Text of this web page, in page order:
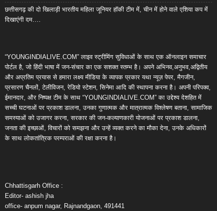
छत्तीसगढ़ की दो खिलाड़ी भारतीय महिला जूनियर हॉकी टीम में, चीन में होने वाले एशिया कप में
दिखाएंगी दम….
“YOUNGINDIALIVE.COM” लाइव स्ट्रीमिंग सुविधाओं के साथ एक ऑनलाइन समाचार
पोर्टल है, जो हिंदी भाषा में जन-संचार का एक सशक्त स्तम्भ है। अपने अभिनव,अनुभव,अद्वितीय
और अप्रतिम प्रयास से हमारा लक्ष्य मीडिया के व्यापक प्रकार यथा न्यूज़ पेपर, मैगजीन,
प्रसारण चैनलों, टेलीविजन, रेडियो स्टेशन, सिनेमा आदि की स्थापना करना है। अपनी परिपक्व,
ईमानदार, और निष्पक्ष टीम के साथ “YOUNGINDIALIVE.COM” का उद्देश्य देशहित में
सच्ची घटनाओं पर प्रकाश डालना, उनका गुणात्मक और मात्रात्मक विश्लेषण बताना, सामाजिक
समस्याओं को उजागर करना, सरकार की जन-कल्याणकारी योजनाओं पर प्रकाश डालना,
जनता की इच्छाओं, विचारों को समझना और उन्हें व्यक्त करने का मौका देना, उनके अधिकारों
के साथ लोकतांत्रिक परम्पराओं की रक्षा करना है।
Chhattisgarh Office :
Editor- ashish jha
office- anpum nagar, Rajnandgaon, 491441